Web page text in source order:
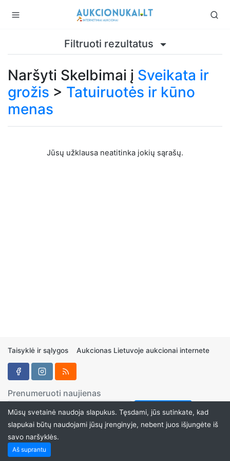
Filtruoti rezultatus
Naršyti Skelbimai į Sveikata ir
grožis > Tatuiruotės ir kūno
menas
Jūsų užklausa neatitinka jokių sąrašų.
Taisyklė ir sąlygos Aukcionas Lietuvoje aukcionai internete
Prenumeruoti naujienas
Mūsų svetainė naudoja slapukus. Tęsdami, jūs sutinkate, kad
slapukai būtų naudojami jūsų įrenginyje, nebent juos išjungėte iš
savo naršyklės.
Aš suprantu